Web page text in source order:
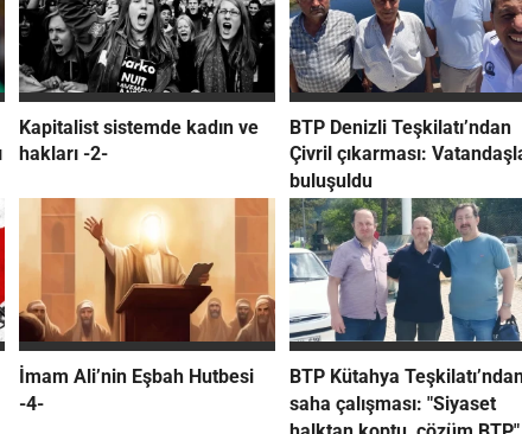
Kapitalist sistemde kadın ve
hakları -2-
BTP Denizli Teşkilatı’ndan
Çivril çıkarması:
buluşuldu
İmam Ali’nin Eşbah Hutbesi
-4-
BTP Kütahya
saha çalışması: "Siyaset